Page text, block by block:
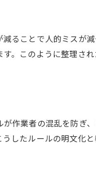
ることで人的ミスが
。このように整理され
作業者の混乱を防ぎ
したルールの明文化